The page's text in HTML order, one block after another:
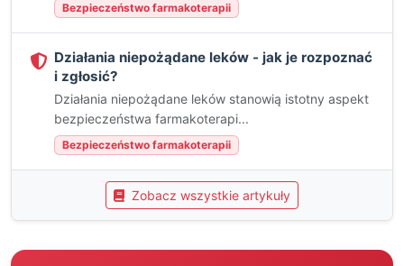
Bezpieczeństwo farmakoterapii
Działania niepożądane leków - jak je rozpoznać
i zgłosić?
Działania niepożądane leków stanowią istotny aspekt
bezpieczeństwa farmakoterapi...
Bezpieczeństwo farmakoterapii
Zobacz wszystkie artykuły